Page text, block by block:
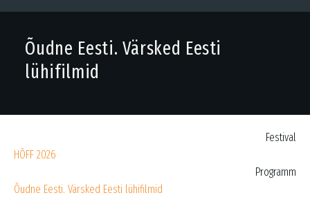
Õudne Eesti. Värsked Eesti
lühifilmid
Festival
HÕFF 2026
Programm
Õudne Eesti. Värsked Eesti lühifilmid